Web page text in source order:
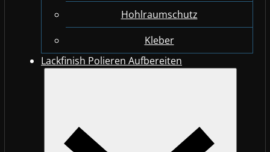
Hohlraumschutz
Kleber
Lackfinish Polieren Aufbereiten